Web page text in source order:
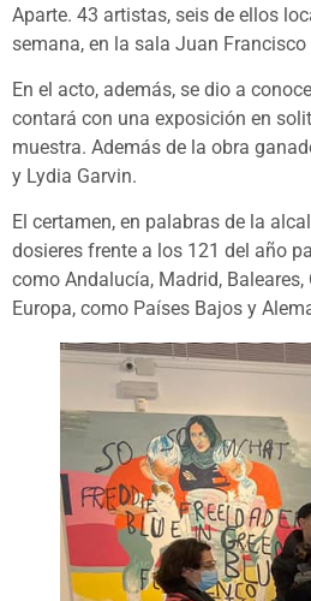
Aparte. 43 artistas, seis de ellos
semana, en la sala Juan
En el acto, además, se dio a
contará con una exposición en
muestra. Además de la obra
y Lydia Garvin.
El certamen, en palabras de la
dosieres frente a los 121 del año
como Andalucía, Madrid,
Europa, como Países Bajos y